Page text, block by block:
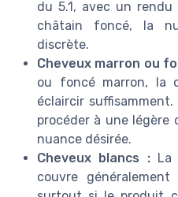
du 5.1, avec un
châtain foncé, la
discrète.
Cheveux marron ou
ou foncé marron, la
éclaircir
procéder à une légère
nuance désirée.
Cheveux blancs :La
couvre